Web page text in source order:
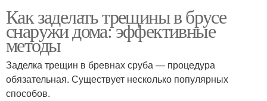
Как заделать трещины в брусе
снаружи дома: эффективные
методы
Заделка трещин в бревнах сруба — процедура
обязательная. Существует несколько популярных
способов.